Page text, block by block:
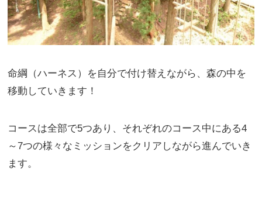
命綱（ハーネス）を自分で付け替えながら、森の中を
移動していきます！
コースは全部で5つあり、それぞれのコース中にある4
～7つの様々なミッションをクリアしながら進んでいき
ます。